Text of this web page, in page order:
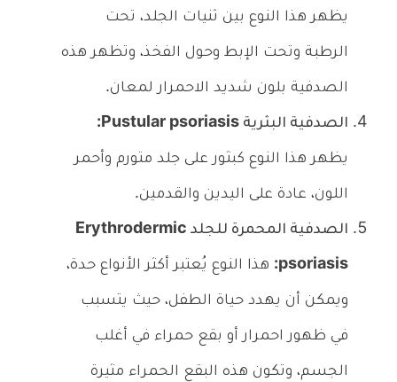
يظهر هذا النوع بين ثنيات الجلد، تحت
الرطبة وتحت الإبط وحول الفخذ، وتظهر هذه
الصدفية بلون شديد الاحمرار لمعان.
الصدفية البثرية Pustular psoriasis:
يظهر هذا النوع كبثور على جلد متورم وأحمر
اللون، عادة على اليدين والقدمين.
الصدفية المحمرة للجلد Erythrodermic
psoriasis: هذا النوع يُعتبر أكثر الأنواع حدة،
ويمكن أن يهدد حياة الطفل، حيث يتسبب
في ظهور احمرار أو بقع حمراء في أغلب
الجسم، وتكون هذه البقع الحمراء مثيرة